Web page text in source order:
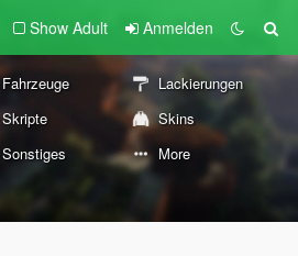
Show Adult Anmelden
Fahrzeuge
Lackierungen
Skripte
Skins
Sonstiges More